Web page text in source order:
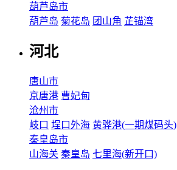
葫芦岛市
葫芦岛 菊花岛 团山角 芷锚湾
河北
唐山市
京唐港 曹妃甸
沧州市
岐口 埕口外海 黄骅港(一期煤码头)
秦皇岛市
山海关 秦皇岛 七里海(新开口)